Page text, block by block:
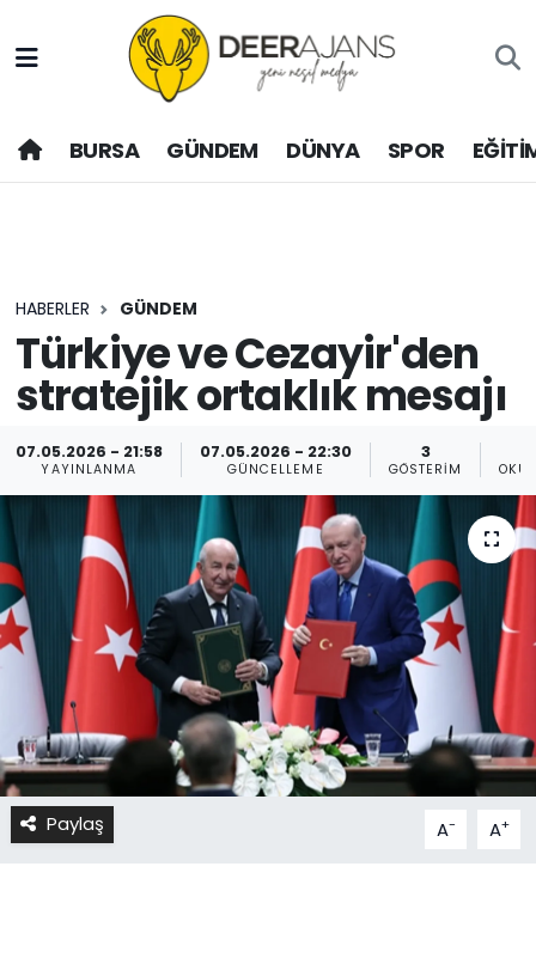
BURSA GÜNDEM DÜNYA SPOR
HABERLER GÜNDEM
Türkiye ve Cezayir'den
stratejik ortaklık mesajı
07.05.2026 - 21:58
YAYINLANMA
07.05.2026 - 22:30
GÜNCELLEME
3
GÖSTERIM
Paylaş A- A+
Hava Durumu
Trafik Durumu
Son Dakika Haberleri
Haber Arşivi